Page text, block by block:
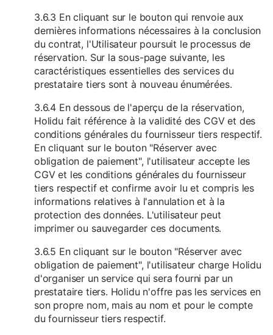
3.6.3 En cliquant sur le bouton qui renvoie aux
dernières informations nécessaires à la conclusion
du contrat, l'Utilisateur poursuit le processus de
réservation. Sur la sous-page suivante, les
caractéristiques essentielles des services du
prestataire tiers sont à nouveau énumérées.
3.6.4 En dessous de l'aperçu de la réservation,
Holidu fait référence à la validité des CGV et des
conditions générales du fournisseur tiers respectif.
En cliquant sur le bouton "Réserver avec
obligation de paiement", l'utilisateur accepte les
CGV et les conditions générales du fournisseur
tiers respectif et confirme avoir lu et compris les
informations relatives à l'annulation et à la
protection des données. L'utilisateur peut
imprimer ou sauvegarder ces documents.
3.6.5 En cliquant sur le bouton "Réserver avec
obligation de paiement", l'utilisateur charge Holidu
d'organiser un service qui sera fourni par un
prestataire tiers. Holidu n'offre pas les services en
son propre nom, mais au nom et pour le compte
du fournisseur tiers respectif.